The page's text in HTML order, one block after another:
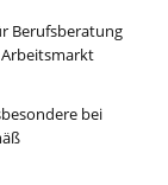
Berufsberatung
bei